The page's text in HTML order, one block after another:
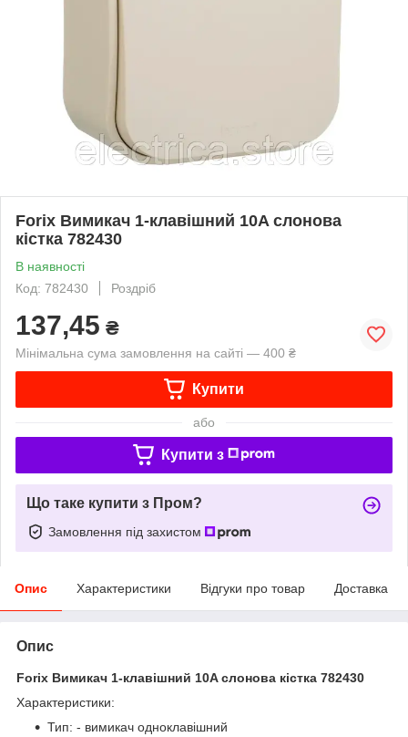
Forix Вимикач 1-клавішний 10A слонова
кістка 782430
В наявності
Код: 782430
Роздріб
137,45 ₴
Мінімальна сума замовлення на сайті — 400 ₴
Купити
або
Купити з
Що таке купити з Пром?
Замовлення під захистом
Опис Характеристики Відгуки про товар Доставка
Опис
Forix Вимикач 1-клавішний 10A слонова кістка 782430
Характеристики:
Тип: - вимикач одноклавішний